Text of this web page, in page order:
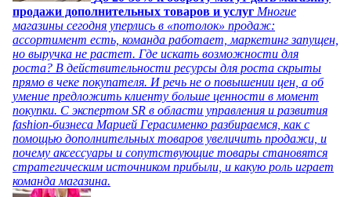
продажи дополнительных товаров и услуг Многие
магазины сегодня уперлись в «потолок» продаж:
ассортимент есть, команда работает, маркетинг запущен,
но выручка не растет. Где искать возможности для
роста? В действительности ресурсы для роста скрыты
прямо в чеке покупателя. И речь не о повышении цен, а об
умение предложить клиенту больше ценности в момент
покупки. С экспертом SR в области управления и развития
fashion-бизнеса Марией Герасименко разбираемся, как с
помощью дополнительных товаров увеличить продажи, и
почему аксессуары и сопутствующие товары становятся
стратегическим источником прибыли, и какую роль играет
команда магазина.